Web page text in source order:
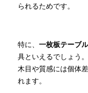
られるためです。
特に、 一枚板テーブル
具といえるでしょう。
木目や質感には個体
れます。